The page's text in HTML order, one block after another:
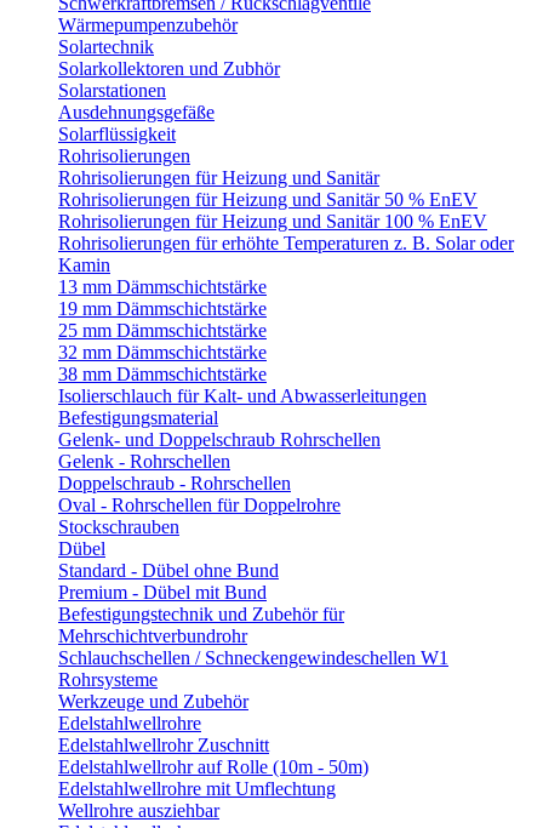
Wärmepumpenzubehör
Solartechnik
Solarkollektoren und Zubhör
Solarstationen
Ausdehnungsgefäße
Solarflüssigkeit
Rohrisolierungen
Rohrisolierungen für Heizung und Sanitär
Rohrisolierungen für Heizung und Sanitär 50 % EnEV
Rohrisolierungen für Heizung und Sanitär 100 % EnEV
Rohrisolierungen für erhöhte Temperaturen z. B. Solar oder
Kamin
13 mm Dämmschichtstärke
19 mm Dämmschichtstärke
25 mm Dämmschichtstärke
32 mm Dämmschichtstärke
38 mm Dämmschichtstärke
Isolierschlauch für Kalt- und Abwasserleitungen
Befestigungsmaterial
Gelenk- und Doppelschraub Rohrschellen
Gelenk - Rohrschellen
Doppelschraub - Rohrschellen
Oval - Rohrschellen für Doppelrohre
Stockschrauben
Dübel
Standard - Dübel ohne Bund
Premium - Dübel mit Bund
Befestigungstechnik und Zubehör für
Mehrschichtverbundrohr
Schlauchschellen / Schneckengewindeschellen W1
Rohrsysteme
Werkzeuge und Zubehör
Edelstahlwellrohre
Edelstahlwellrohr Zuschnitt
Edelstahlwellrohr auf Rolle (10m - 50m)
Edelstahlwellrohre mit Umflechtung
Wellrohre ausziehbar